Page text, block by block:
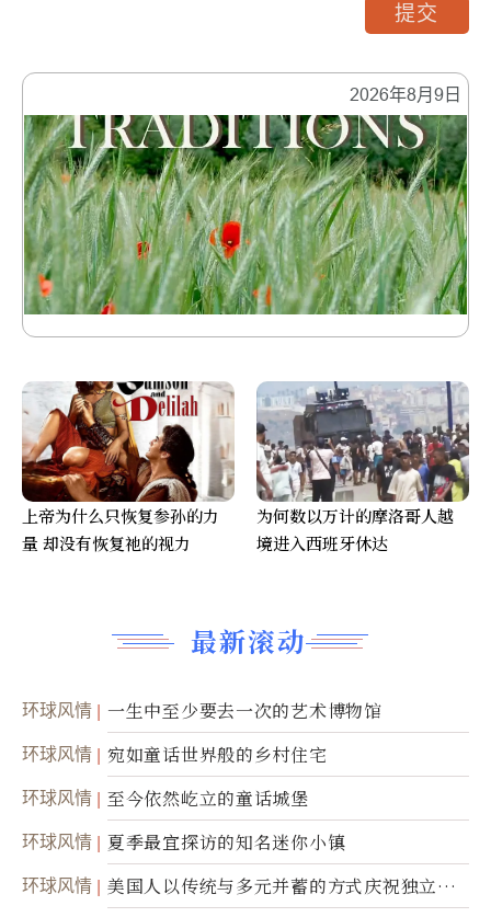
2026年8月9日
最新滚动
环球风情 一生中至少要去一次的艺术博物馆
环球风情 宛如童话世界般的乡村住宅
环球风情 至今依然屹立的童话城堡
环球风情 夏季最宜探访的知名迷你小镇
环球风情
美国人以传统与多元并蓄的方式庆祝独立日2
提交
上帝为什么只恢复参孙的力
量 却没有恢复祂的视力
为何数以万计的摩洛哥人越
境进入西班牙休达